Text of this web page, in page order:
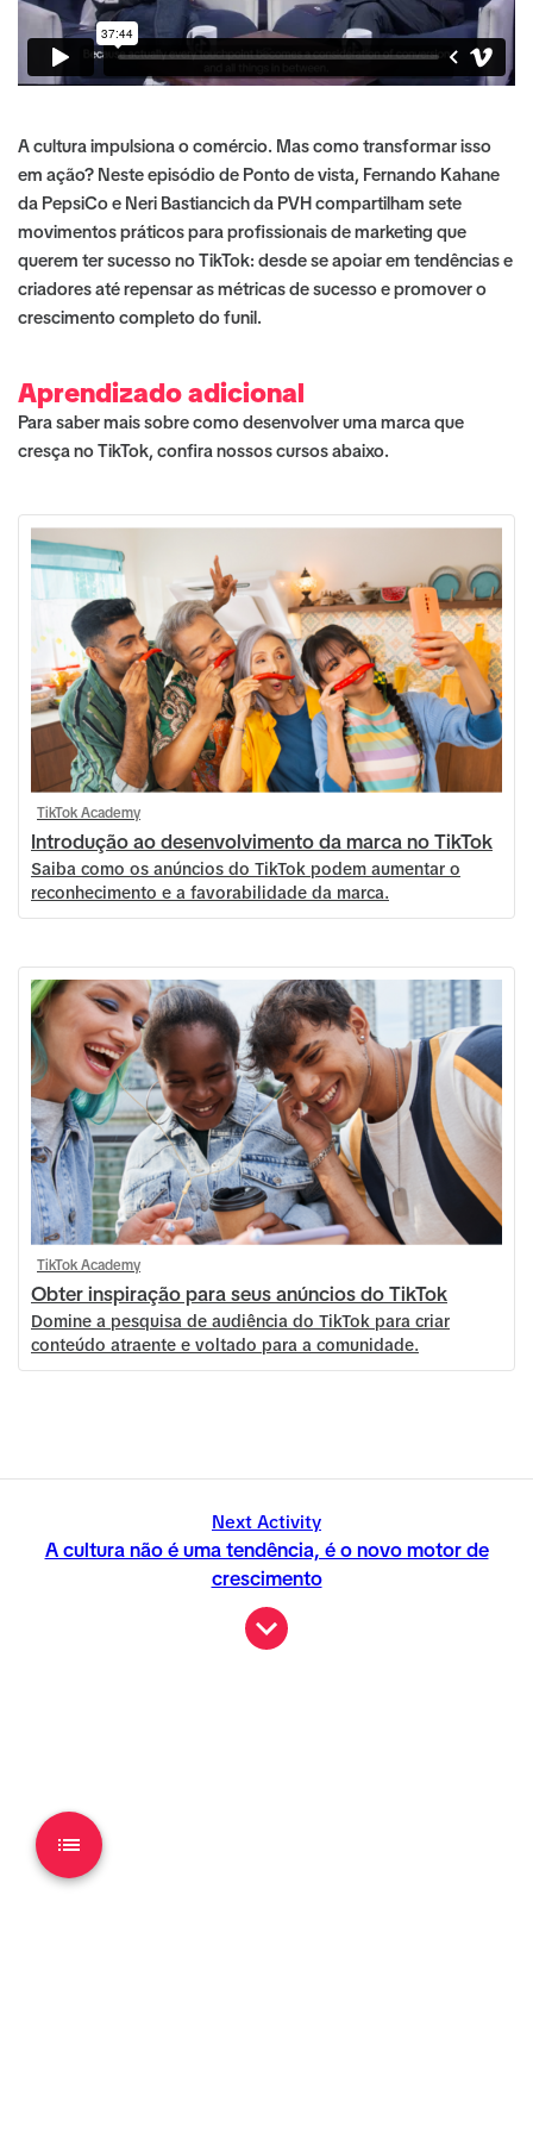
A cultura impulsiona o comércio. Mas como transformar isso
em ação? Neste episódio de Ponto de vista, Fernando Kahane
da PepsiCo e Neri Bastiancich da PVH compartilham sete
movimentos práticos para profissionais de marketing que
querem ter sucesso no TikTok: desde se apoiar em tendências e
criadores até repensar as métricas de sucesso e promover o
crescimento completo do funil.
Aprendizado adicional
Para saber mais sobre como desenvolver uma marca que
cresça no TikTok, confira nossos cursos abaixo.
TikTok Academy
Introdução ao desenvolvimento da marca no TikTok
Saiba como os anúncios do TikTok podem aumentar o
reconhecimento e a favorabilidade da marca.
TikTok Academy
Obter inspiração para seus anúncios do TikTok
Domine a pesquisa de audiência do TikTok para criar
conteúdo atraente e voltado para a comunidade.
Next Activity
A cultura não é uma tendência, é o novo motor de
crescimento